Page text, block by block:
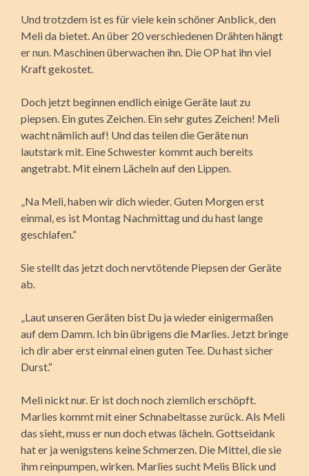
Und trotzdem ist es für viele kein schöner Anblick, den
Meli da bietet. An über 20 verschiedenen Drähten hängt
er nun. Maschinen überwachen ihn. Die OP hat ihn viel
Kraft gekostet.
Doch jetzt beginnen endlich einige Geräte laut zu
piepsen. Ein gutes Zeichen. Ein sehr gutes Zeichen! Meli
wacht nämlich auf! Und das teilen die Geräte nun
lautstark mit. Eine Schwester kommt auch bereits
angetrabt. Mit einem Lächeln auf den Lippen.
„Na Meli, haben wir dich wieder. Guten Morgen erst
einmal, es ist Montag Nachmittag und du hast lange
geschlafen.“
Sie stellt das jetzt doch nervtötende Piepsen der Geräte
ab.
„Laut unseren Geräten bist Du ja wieder einigermaßen
auf dem Damm. Ich bin übrigens die Marlies. Jetzt bringe
ich dir aber erst einmal einen guten Tee. Du hast sicher
Durst.“
Meli nickt nur. Er ist doch noch ziemlich erschöpft.
Marlies kommt mit einer Schnabeltasse zurück. Als Meli
das sieht, muss er nun doch etwas lächeln. Gottseidank
hat er ja wenigstens keine Schmerzen. Die Mittel, die sie
ihm reinpumpen, wirken. Marlies sucht Melis Blick und